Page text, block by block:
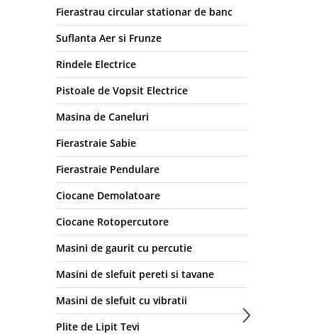
Fierastrau circular stationar de banc
Suflanta Aer si Frunze
Rindele Electrice
Pistoale de Vopsit Electrice
Masina de Caneluri
Fierastraie Sabie
Fierastraie Pendulare
Ciocane Demolatoare
Ciocane Rotopercutore
Masini de gaurit cu percutie
Masini de slefuit pereti si tavane
Masini de slefuit cu vibratii
Plite de Lipit Tevi